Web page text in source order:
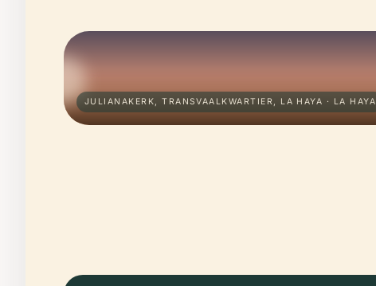
JULIANAKERK, TRANSVAALKWARTIER, LA HAYA · LA HAYA